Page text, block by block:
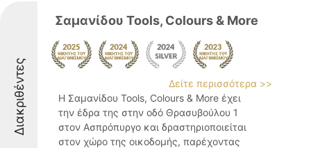
Διακριθέντες
Σαμανίδου Tools, Colours & More
Δείτε περισσότερα >>
Η Σαμανίδου Tools, Colours & More έχει
την έδρα της στην οδό Θρασυβούλου 1
στον Ασπρόπυργο και δραστηριοποιείται
στον χώρο της οικοδομής, παρέχοντας